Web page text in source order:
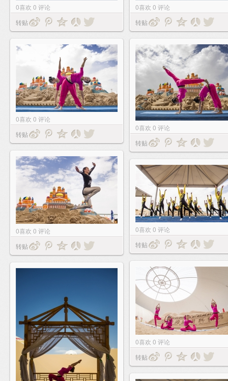
0喜欢 0 评论
转贴
0喜欢 0 评论
转贴
0喜欢 0 评论
转贴
0喜欢 0 评论
转贴
0喜欢 0 评论
转贴
0喜欢 0 评论
转贴
0喜欢 0 评论
转贴